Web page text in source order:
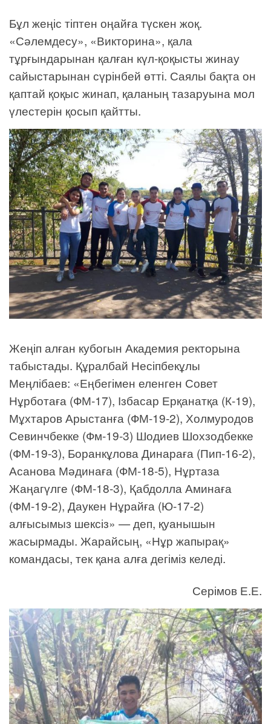
Бұл жеңіс тіптен оңайға түскен жоқ.
«Сәлемдесу», «Викторина», қала
тұрғындарынан қалған күл-қоқысты жинау
сайыстарынан сүрінбей өтті. Саялы бақта он
қаптай қоқыс жинап, қаланың тазаруына мол
үлестерін қосып қайтты.
Жеңіп алған кубогын Академия ректорына
табыстады. Құралбай Несіпбекұлы
Меңлібаев: «Еңбегімен еленген Совет
Нұрботаға (ФМ-17), Ізбасар Ерқанатқа (К-19),
Мұхтаров Арыстанға (ФМ-19-2), Холмуродов
Севинчбекке (Фм-19-3) Шодиев Шохзодбекке
(ФМ-19-3), Боранкұлова Динараға (Пип-16-2),
Асанова Мәдинаға (ФМ-18-5), Нұртаза
Жаңагүлге (ФМ-18-3), Қабдолла Аминаға
(ФМ-19-2), Даукен Нұрайға (Ю-17-2)
алғысымыз шексіз» — деп, қуанышын
жасырмады. Жарайсың, «Нұр жапырақ»
командасы, тек қана алға дегіміз келеді.
Серімов Е.Е.